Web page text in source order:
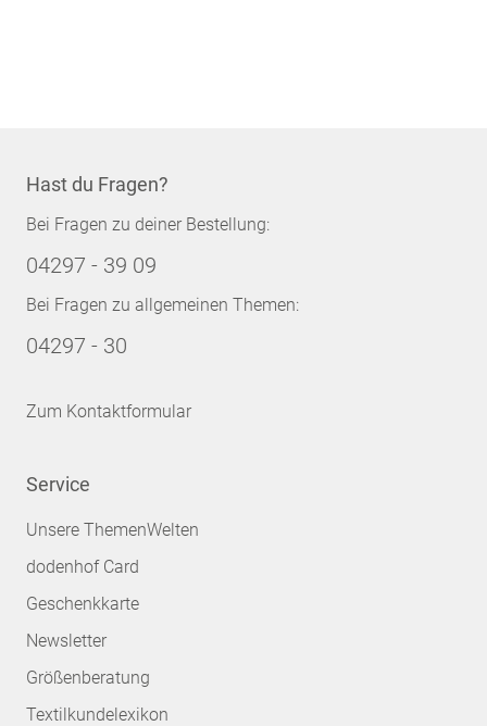
Hast du Fragen?
Bei Fragen zu deiner Bestellung:
04297 - 39 09
Bei Fragen zu allgemeinen Themen:
04297 - 30
Zum Kontaktformular
Service
Unsere ThemenWelten
dodenhof Card
Geschenkkarte
Newsletter
Größenberatung
Textilkundelexikon